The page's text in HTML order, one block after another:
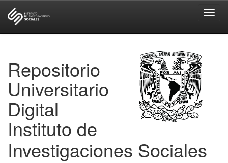
Repositorio
Universitario
Digital
Instituto de
Investigaciones Sociales